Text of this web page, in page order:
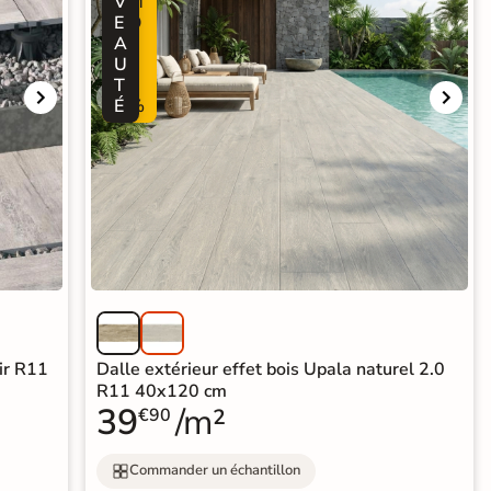
R11
O
%
E
A
U
T
É
Dalle extérieur effet bois Upala naturel 2.0
R11 40x120 cm
39€90 /m²
Commander un échantillon